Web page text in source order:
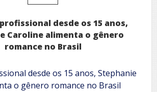
desde os 15 anos,
Caroline alimenta o gênero
romance no Brasil
desde os 15 anos, Stephanie
o gênero romance no Brasil